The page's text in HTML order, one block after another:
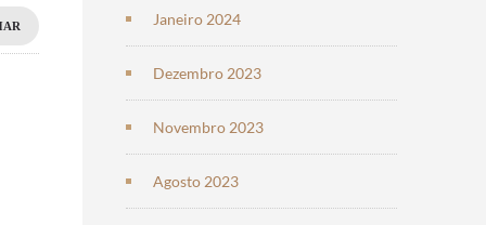
Janeiro 2024
Dezembro 2023
Novembro 2023
Agosto 2023